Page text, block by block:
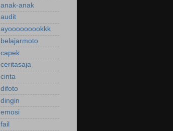
anak-anak
audit
ayooooooookkk
belajarmoto
capek
ceritasaja
cinta
difoto
dingin
emosi
fail